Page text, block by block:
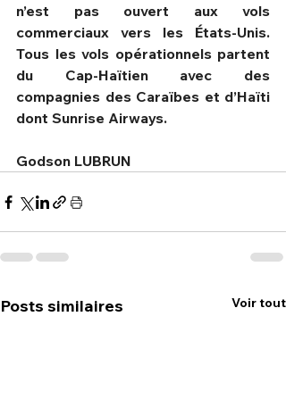
n’est pas ouvert aux vols
commerciaux vers les États-Unis.
Tous les vols opérationnels partent
du Cap-Haïtien avec des
compagnies des Caraïbes et d’Haïti
dont Sunrise Airways.
Godson LUBRUN
Posts similaires Voir tout